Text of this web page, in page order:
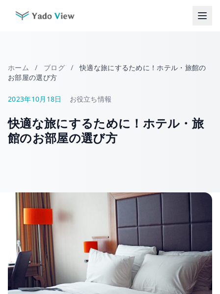
ホーム / ブログ /
快適な旅にするために！ホテル・旅館の
お部屋の選び方
2023年10月18日 お役立ち情報
快適な旅にするために！ホテル・旅
館のお部屋の選び方